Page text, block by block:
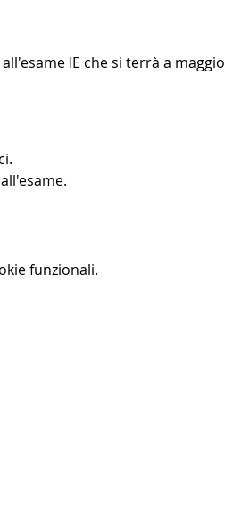
IE che si terrà a
funzionali.